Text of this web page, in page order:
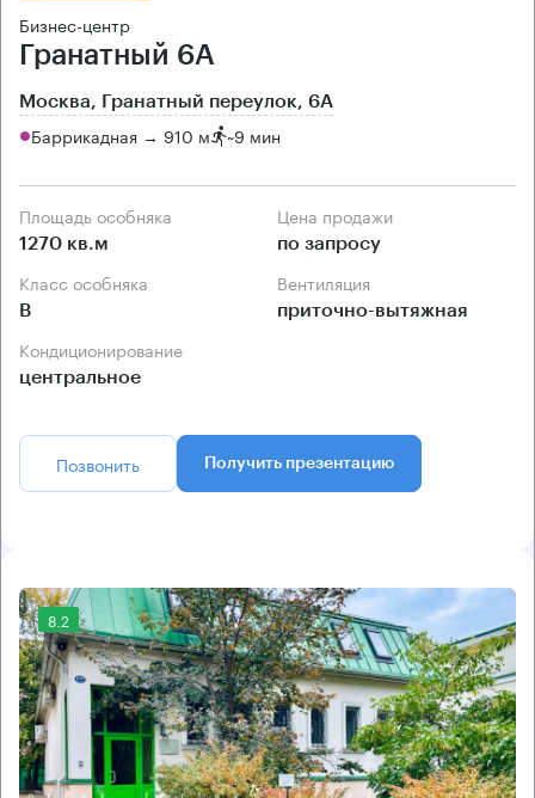
Бизнес-центр
Гранатный 6А
Москва, Гранатный переулок, 6А
Баррикадная → 910 м ~9 мин
Площадь особняка
1270 кв.м
Цена продажи
по запросу
Класс особняка
B
Вентиляция
приточно-вытяжная
Кондиционирование
центральное
Позвонить Получить презентацию
8.2